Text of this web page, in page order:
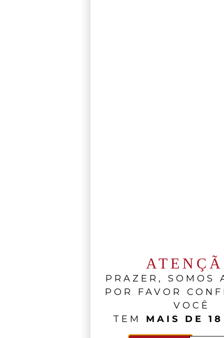
PRAZER, SOMOS
POR FAVOR
VOCÊ
TEM MAIS DE